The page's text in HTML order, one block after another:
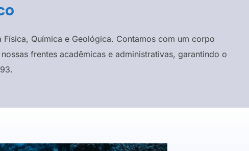
Química e Geológica. Contamos com um corpo
frentes acadêmicas e administrativas, garantindo o